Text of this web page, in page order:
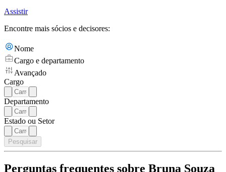
Assistir
Encontre mais sócios e decisores:
Nome
Cargo e departamento
Avançado
Cargo
Departamento
Estado ou Setor
Pesquisar
Perguntas frequentes sobre Bruna Souza